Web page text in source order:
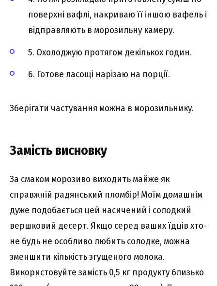
поверхні вафлі, накриваю її іншою вафель і
відправляють в морозильну камеру.
5. Охолоджую протягом декількох годин.
6. Готове ласощі нарізаю на порції.
Зберігати частування можна в морозильнику.
Замість висновку
За смаком морозиво виходить майже як
справжній радянський пломбір! Моїм домашнім
дуже подобається цей насичений і солодкий
вершковий десерт. Якщо серед ваших їдців хто-
не будь не особливо любить солодке, можна
зменшити кількість згущеного молока.
Використовуйте замість 0,5 кг продукту близько